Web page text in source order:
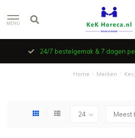
MENU
24/7 bestelgemak & 7 dagen
Home Merken